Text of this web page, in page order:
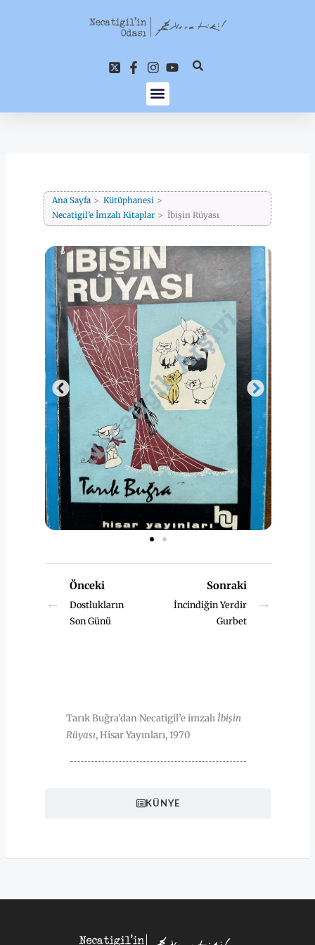
Ana Sayfa
Kütüphanesi
Necatigil’e İmzalı Kitaplar
İbişin Rüyası
←
Önceki
Dostlukların
Son Günü
Sonraki
İncindiğin Yerdir
Gurbet
→
KÜNYE
Tarık Buğra’dan Necatigil’e imzalıİbişin
Rüyası, Hisar Yayınları, 1970